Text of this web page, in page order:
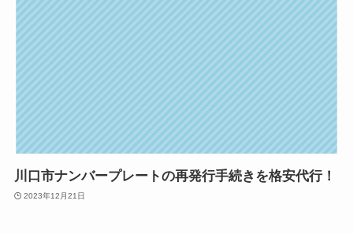
川口市ナンバープレートの再発行手続きを格安代行！
2023年12月21日